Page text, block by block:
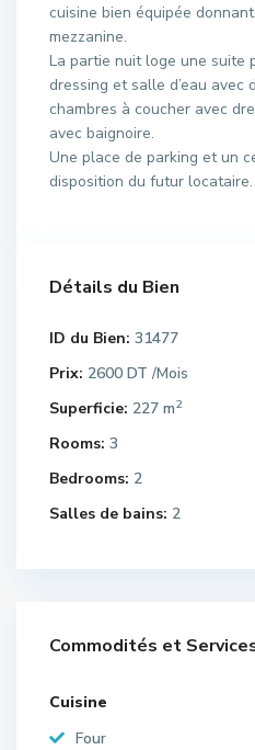
cuisine bien équipée
mezzanine.
La partie nuit loge une suite
dressing et salle d’eau avec
chambres à coucher avec
avec baignoire.
Une place de parking et un
disposition du futur locataire.
Détails du Bien
ID du Bien: 31477
Prix: 2600 DT /Mois
Superficie: 227 m2
Rooms: 3
Bedrooms: 2
Salles de bains: 2
Commodités et
Cuisine
Four